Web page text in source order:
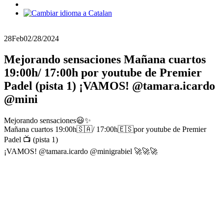
28Feb02/28/2024
Mejorando sensaciones Mañana cuartos
19:00h/ 17:00h por youtube de Premier
Padel (pista 1) ¡VAMOS! @tamara.icardo
@mini
Mejorando sensaciones😃✨
Mañana cuartos 19:00h🇸🇦/ 17:00h🇪🇸por youtube de Premier
Padel 📺 (pista 1)
¡VAMOS! @tamara.icardo @minigrabiel 🚀🚀🚀